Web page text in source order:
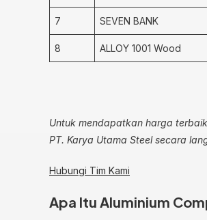
7 SEVEN BANK
8 ALLOY 1001 Wood
Untuk mendapatkan harga
PT. Karya Utama Steel secara
Hubungi Tim Kami
Apa Itu Aluminium